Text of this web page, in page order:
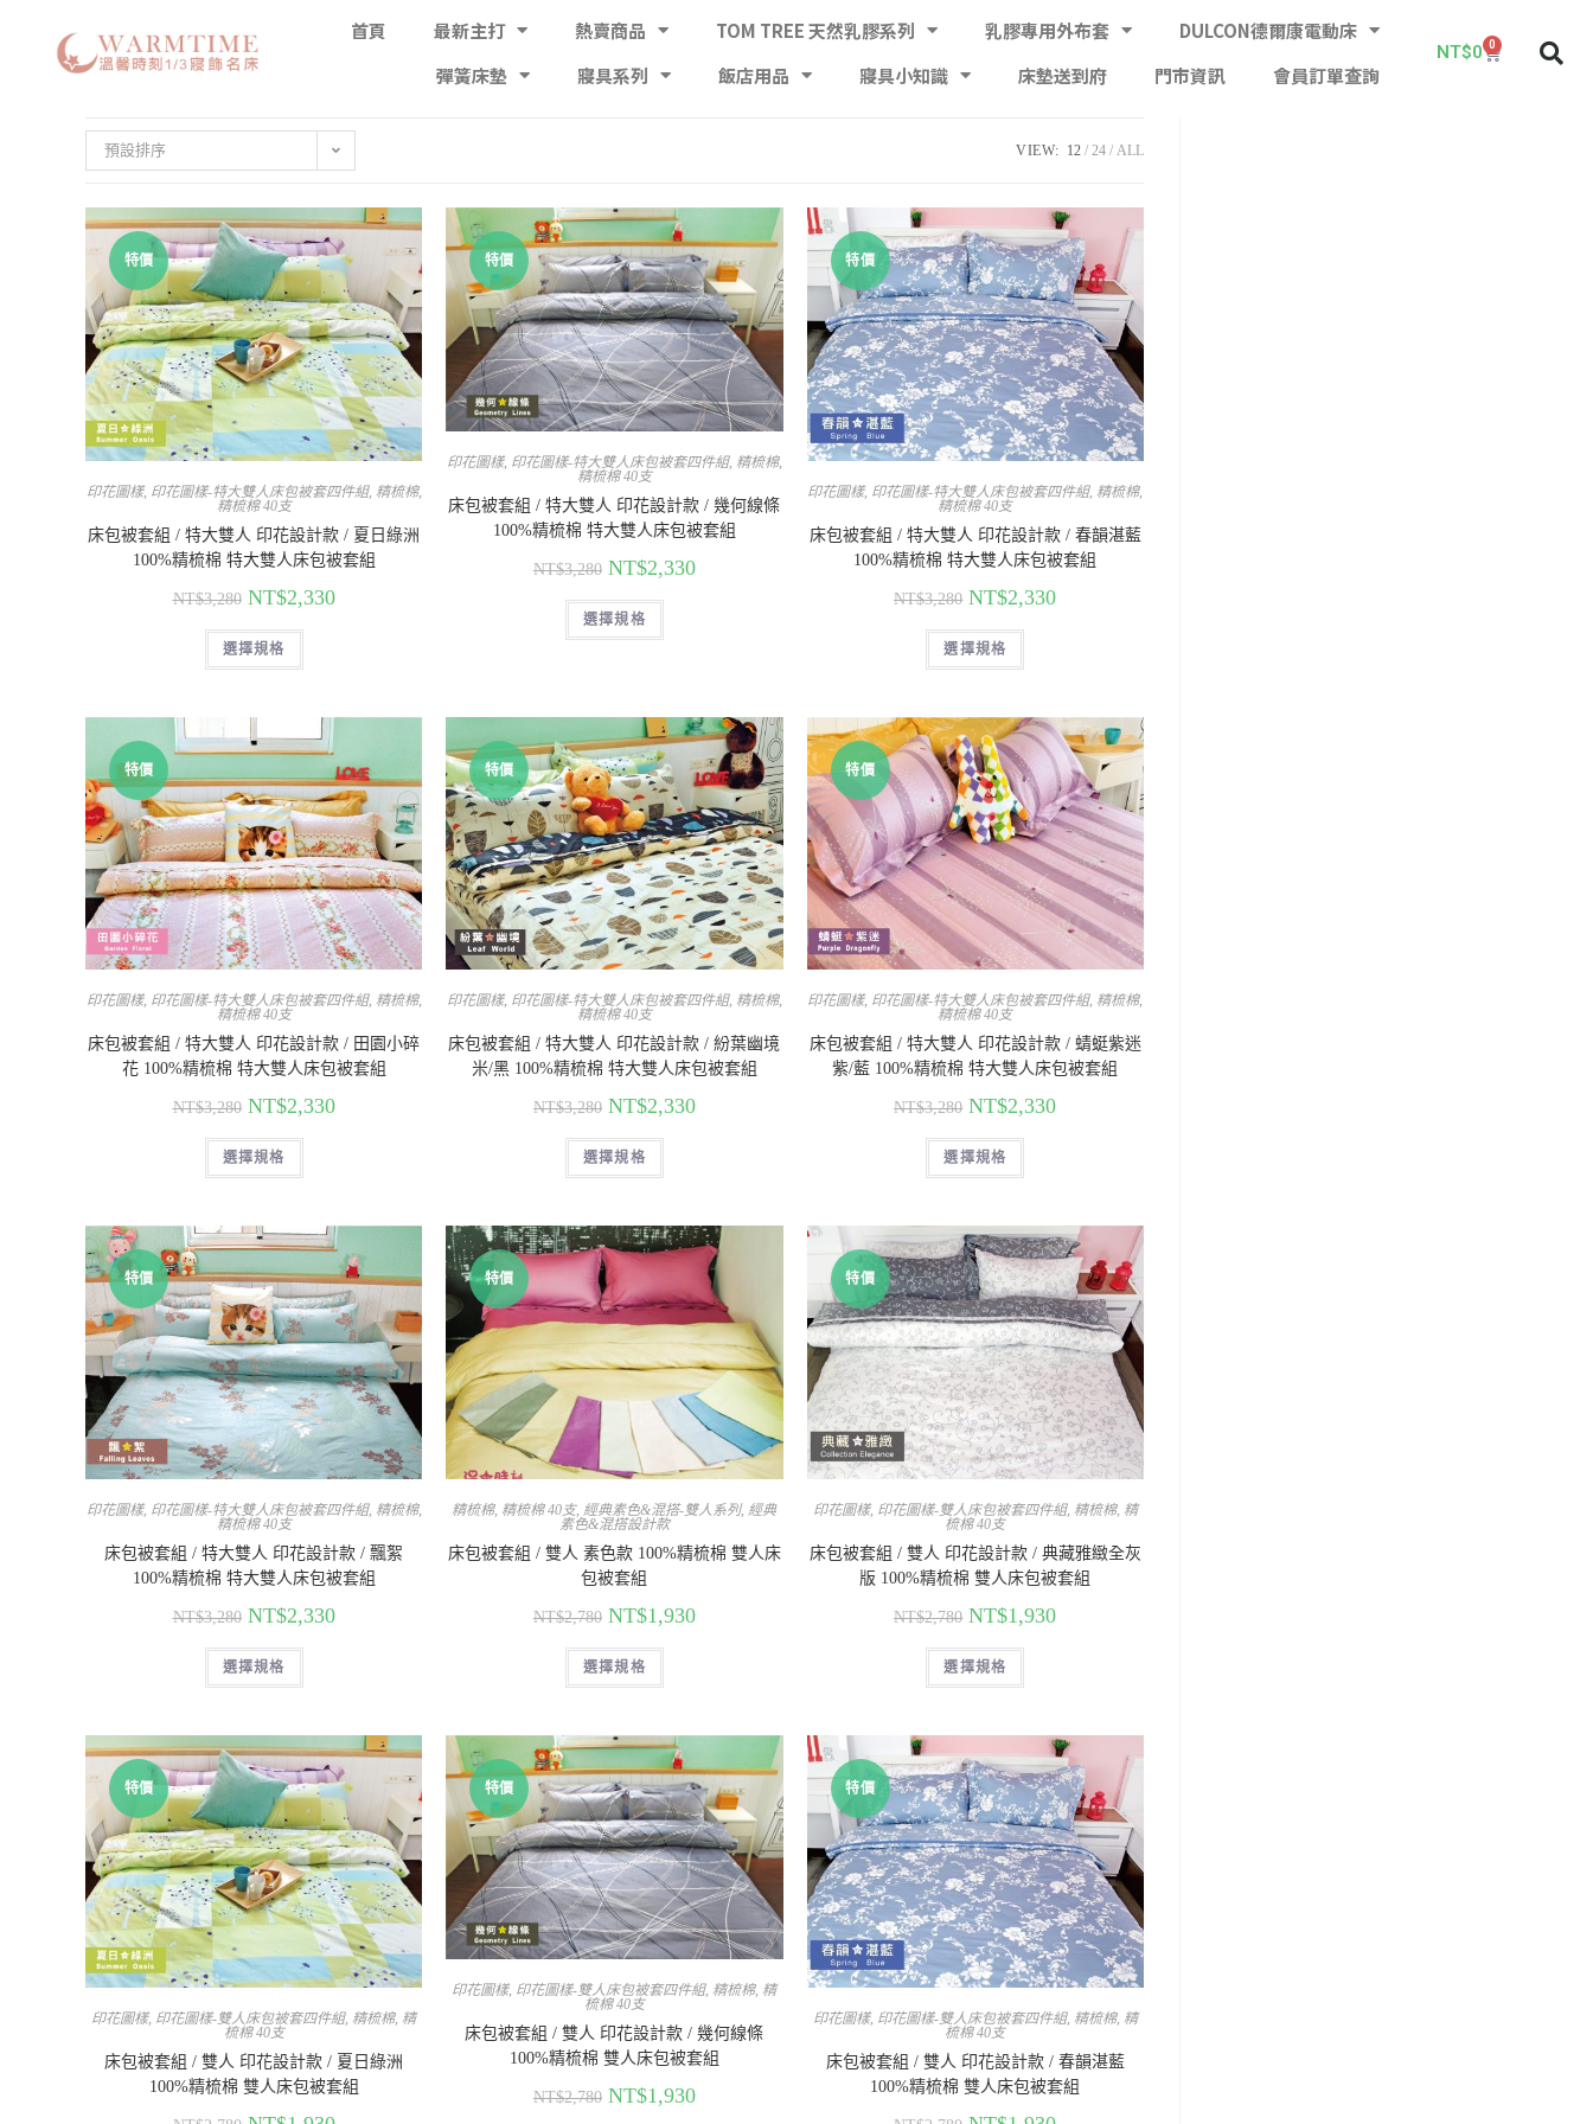
首頁 最新主打 熱賣商品 TOM TREE 天然乳膠系列 乳膠專用外布套
DULCON德爾康電動床
彈簧床墊
寢具系列 飯店用品 寢具小知識 床墊送到府 門市資訊 會員訂單查詢
NT$0 0
預設排序 VIEW: 12 24 ALL
特價
印花圖樣, 印花圖樣-特大雙人床包被套四件組, 精梳棉,
精梳棉 40支
床包被套組 / 特大雙人 印花設計款 / 夏日綠洲
100%精梳棉 特大雙人床包被套組
NT$3,280 NT$2,330
選擇規格
特價
印花圖樣, 印花圖樣-特大雙人床包被套四件組, 精梳棉,
精梳棉 40支
床包被套組 / 特大雙人 印花設計款 / 幾何線條
100%精梳棉 特大雙人床包被套組
NT$3,280 NT$2,330
選擇規格
特價
印花圖樣, 印花圖樣-特大雙人床包被套四件組, 精梳棉,
精梳棉 40支
床包被套組 / 特大雙人 印花設計款 / 春韻湛藍
100%精梳棉 特大雙人床包被套組
NT$3,280 NT$2,330
選擇規格
特價
印花圖樣, 印花圖樣-特大雙人床包被套四件組, 精梳棉,
精梳棉 40支
床包被套組 / 特大雙人 印花設計款 / 田園小碎
花 100%精梳棉 特大雙人床包被套組
NT$3,280 NT$2,330
選擇規格
特價
印花圖樣, 印花圖樣-特大雙人床包被套四件組, 精梳棉,
精梳棉 40支
床包被套組 / 特大雙人 印花設計款 / 紛葉幽境
米/黑 100%精梳棉 特大雙人床包被套組
NT$3,280 NT$2,330
選擇規格
特價
印花圖樣, 印花圖樣-特大雙人床包被套四件組, 精梳棉,
精梳棉 40支
床包被套組 / 特大雙人 印花設計款 / 蜻蜓紫迷
紫/藍 100%精梳棉 特大雙人床包被套組
NT$3,280 NT$2,330
選擇規格
特價
印花圖樣, 印花圖樣-特大雙人床包被套四件組, 精梳棉,
精梳棉 40支
床包被套組 / 特大雙人 印花設計款 / 飄絮
100%精梳棉 特大雙人床包被套組
NT$3,280 NT$2,330
選擇規格
特價
精梳棉, 精梳棉 40支, 經典素色&混搭-雙人系列, 經典
素色&混搭設計款
床包被套組 / 雙人 素色款 100%精梳棉 雙人床
包被套組
NT$2,780 NT$1,930
選擇規格
特價
印花圖樣, 印花圖樣-雙人床包被套四件組, 精梳棉, 精
梳棉 40支
床包被套組 / 雙人 印花設計款 / 典藏雅緻全灰
版 100%精梳棉 雙人床包被套組
NT$2,780 NT$1,930
選擇規格
特價
印花圖樣, 印花圖樣-雙人床包被套四件組, 精梳棉, 精
梳棉 40支
床包被套組 / 雙人 印花設計款 / 夏日綠洲
100%精梳棉 雙人床包被套組
特價
印花圖樣, 印花圖樣-雙人床包被套四件組, 精梳棉, 精
梳棉 40支
床包被套組 / 雙人 印花設計款 / 幾何線條
100%精梳棉 雙人床包被套組
NT$2,780 NT$1,930
特價
印花圖樣, 印花圖樣-雙人床包被套四件組, 精梳棉, 精
梳棉 40支
床包被套組 / 雙人 印花設計款 / 春韻湛藍
100%精梳棉 雙人床包被套組